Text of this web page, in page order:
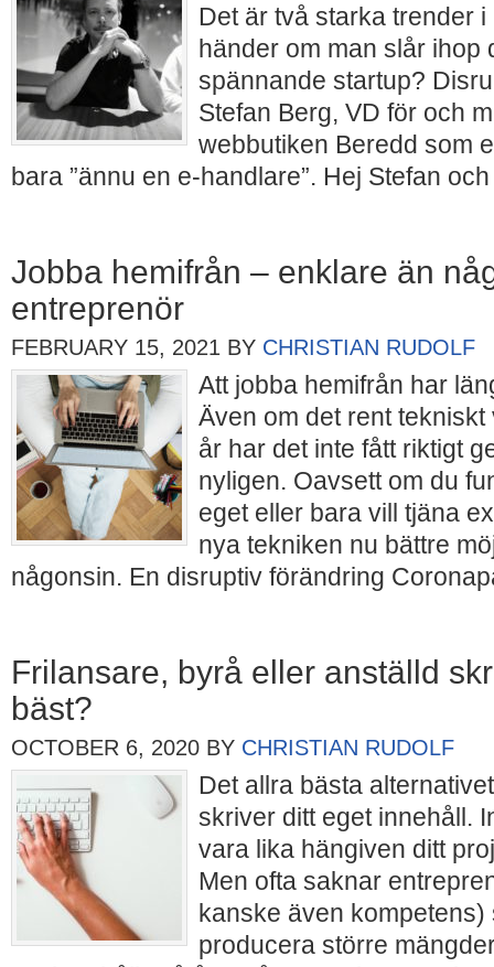
Det är två starka trender
händer om man slår ihop
spännande startup?
Stefan Berg, VD för och
webbutiken Beredd som
bara ”ännu en e-handlare”. Hej Stefan
Jobba hemifrån – enklare än
entreprenör
FEBRUARY 15, 2021 BY CHRISTIAN RUDOLF
Att jobba hemifrån har
Även om det rent
år har det inte fått riktigt
nyligen. Oavsett om du
eget eller bara vill tjäna
nya tekniken nu bättre
någonsin. En disruptiv förändring
Frilansare, byrå eller anställd
bäst?
OCTOBER 6, 2020 BY CHRISTIAN RUDOLF
Det allra bästa
skriver ditt eget innehåll.
vara lika hängiven ditt
Men ofta saknar
kanske även kompetens)
producera större